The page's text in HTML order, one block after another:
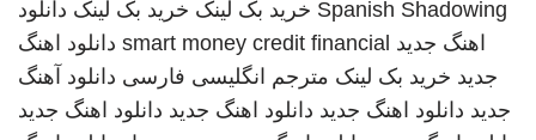
Spanish Shadowing خرید بک لینک خرید بک لینک دانلود
اهنگ جدید smart money credit financial دانلود اهنگ
جدید خرید بک لینک مترجم انگلیسی فارسی دانلود آهنگ
جدید دانلود اهنگ جدید دانلود اهنگ جدید دانلود اهنگ جدید